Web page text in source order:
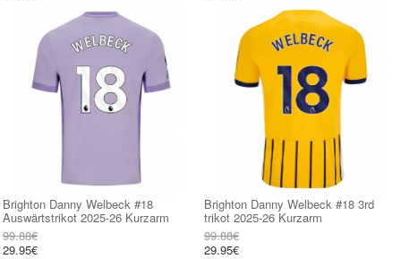
Brighton Danny Welbeck #18
Auswärtstrikot 2025-26 Kurzarm
99.88€
29.95€
Brighton Danny Welbeck #18 3rd
trikot 2025-26 Kurzarm
99.88€
29.95€